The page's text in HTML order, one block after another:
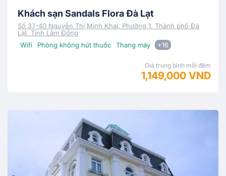
Khách sạn Sandals Flora Đà Lạt
Số 37-40 Nguyễn Thị Minh Khai, Phường 1, Thành phố Đà
Lạt, Tỉnh Lâm Đồng
Wifi
Phòng không hút thuốc Thang máy +16
Giá trung bình mỗi đêm
1,149,000 VND